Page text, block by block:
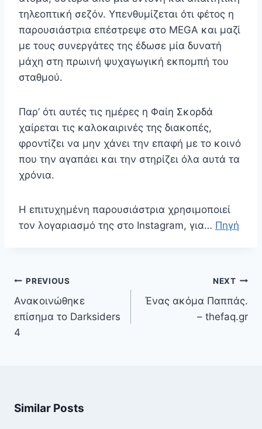
τηλεοπτική σεζόν. Υπενθυμίζεται ότι φέτος η
παρουσιάστρια επέστρεψε στο MEGA και μαζί
με τους συνεργάτες της έδωσε μία δυνατή
μάχη στη πρωινή ψυχαγωγική εκπομπή του
σταθμού.
Παρ’ ότι αυτές τις ημέρες η Φαίη Σκορδά
χαίρεται τις καλοκαιρινές της διακοπές,
φροντίζει να μην χάνει την επαφή με το κοινό
που την αγαπάει και την στηρίζει όλα αυτά τα
χρόνια.
Η επιτυχημένη παρουσιάστρια χρησιμοποιεί
τον λογαριασμό της στο Instagram, για… Πηγή
Πλοήγηση
άρθρων
PREVIOUS
Ανακοινώθηκε
επίσημα το Darksiders
4
NEXT
Ένας ακόμα Παππάς.
– thefaq.gr
Similar Posts